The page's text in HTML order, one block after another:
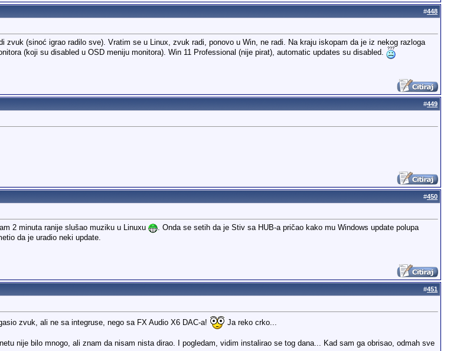
#448
zvuk (sinoć igrao radilo sve). Vratim se u Linux, zvuk radi, ponovo u Win, ne radi. Na kraju iskopam da je iz nekog razloga
(koji su disabled u OSD meniju monitora). Win 11 Professional (nije pirat), automatic updates su disabled.
#449
#450
2 minuta ranije slušao muziku u Linuxu
. Onda se setih da je Stiv sa HUB-a pričao kako mu Windows update polupa
da je uradio neki update.
#451
zvuk, ali ne sa integruse, nego sa FX Audio X6 DAC-a! Ja reko crko...
nije bilo mnogo, ali znam da nisam nista dirao. I pogledam, vidim instalirao se tog dana... Kad sam ga obrisao, odmah sve